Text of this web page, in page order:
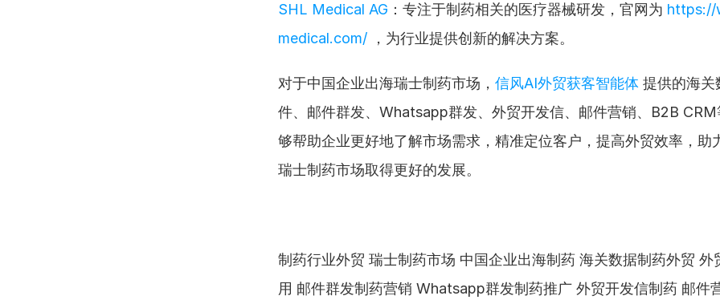
SHL Medical AG ：专注于制药相关的医疗器械研发，官网为 https://
medical.com/ ，为行业提供创新的解决方案。
对于中国企业出海瑞士制药市场， 信风AI外贸获客智能体 提供的海关
件、邮件群发、Whatsapp群发、外贸开发信、邮件营销、B2B
够帮助企业更好地了解市场需求，精准定位客户，提高外贸效率，助
瑞士制药市场取得更好的发展。
制药行业外贸 瑞士制药市场 中国企业出海制药 海关数据制药外贸 外
用 邮件群发制药营销 Whatsapp群发制药推广 外贸开发信制药 邮件